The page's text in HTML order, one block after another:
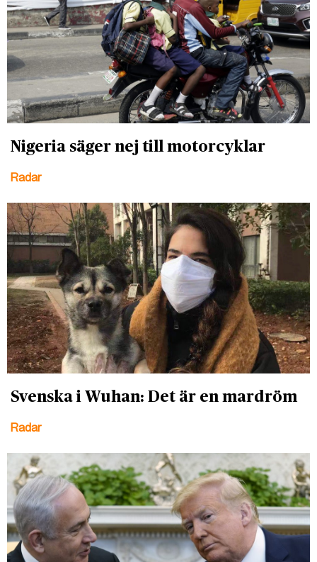
Nigeria säger nej till motorcyklar
Radar
Svenska i Wuhan: Det är en mardröm
Radar